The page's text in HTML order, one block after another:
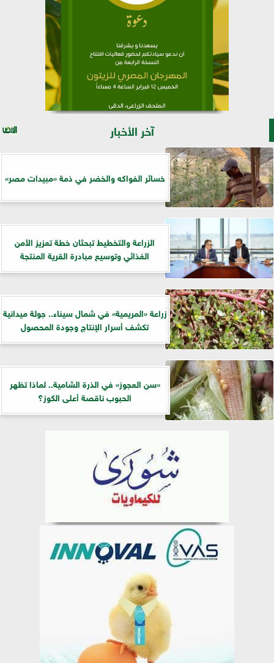
آخر الأخبار
خسائر الفواكه والخضر في ذمة «مبيدات مصر»
الزراعة والتخطيط تبحثان خطة تعزيز الأمن
الغذائي وتوسيع مبادرة القرية المنتجة
زراعة «المريمية» في شمال سيناء.. جولة ميدانية
تكشف أسرار الإنتاج وجودة المحصول
«سن العجوز» في الذرة الشامية.. لماذا تظهر
الحبوب ناقصة أعلى الكوز؟